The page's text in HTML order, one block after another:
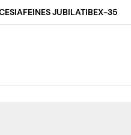
IAFEINES JUBILATIBEX-35